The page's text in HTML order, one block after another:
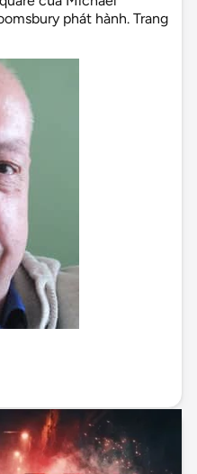
phát hành. Trang